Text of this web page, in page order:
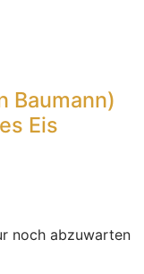
Baumann)
Eis
noch abzuwarten